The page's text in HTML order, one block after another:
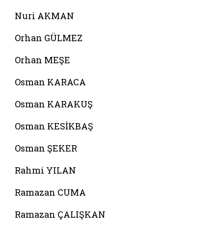
Nuri AKMAN
Orhan GÜLMEZ
Orhan MEŞE
Osman KARACA
Osman KARAKUŞ
Osman KESİKBAŞ
Osman ŞEKER
Rahmi YILAN
Ramazan CUMA
Ramazan ÇALIŞKAN